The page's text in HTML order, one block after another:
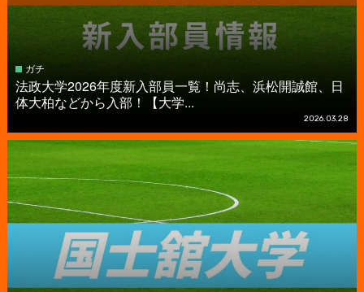
ガチ
法政大学2026年度新入部員一覧！尚志、浜松開誠館、日
体大柏などから入部！【大学...
2026.03.28